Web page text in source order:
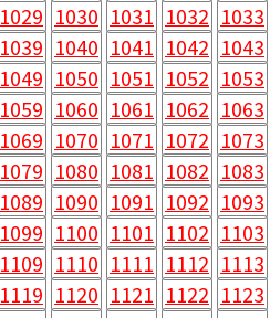
1029 1030 1031 1032 1033
1039 1040 1041 1042 1043
1049 1050 1051 1052 1053
1059 1060 1061 1062 1063
1069 1070 1071 1072 1073
1079 1080 1081 1082 1083
1089 1090 1091 1092 1093
1099 1100 1101 1102 1103
1109 1110 1111 1112 1113
1119 1120 1121 1122 1123